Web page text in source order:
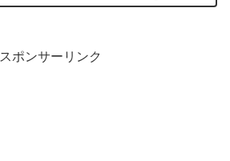
スポンサーリンク